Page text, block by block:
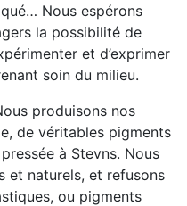
Nous espérons
la possibilité de
et d’exprimer
soin du milieu.
produisons nos
de véritables pigments
à Stevns. Nous
et naturels, et refusons
ou pigments